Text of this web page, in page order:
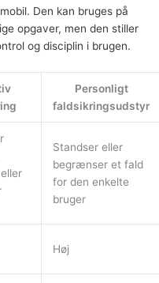
Den kan bruges på
opgaver, men den stiller
og disciplin i brugen.
Personligt
faldsikringsudstyr
Standser eller
begrænser et fald
for den enkelte
bruger
Høj